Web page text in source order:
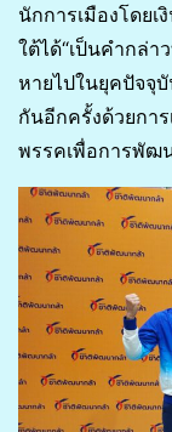
นักการเมืองโดย
ใต้ได้“เป็นคำกล่า
หายไปในยุคปัจจุ
กันอีกครั้งด้วยกา
พรรคเพื่อการพัฒ